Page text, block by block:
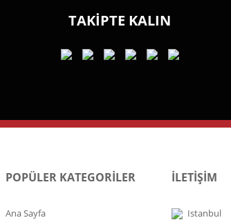
TAKİPTE KALIN
POPÜLER KATEGORİLER
Ana Sayfa
İLETİŞİM
Istanbul